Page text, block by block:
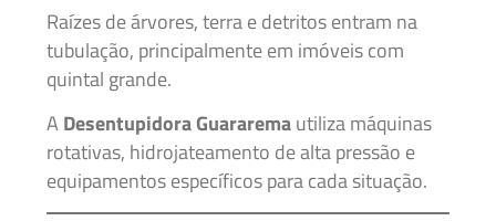
Raízes de árvores, terra e detritos entram na
tubulação, principalmente em imóveis com
quintal grande.
A Desentupidora Guararemautiliza máquinas
rotativas, hidrojateamento de alta pressão e
equipamentos específicos para cada situação.